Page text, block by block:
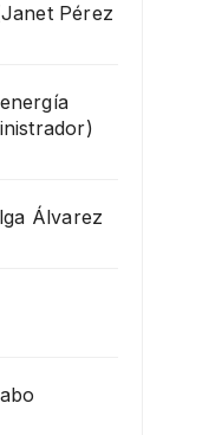
Pérez
Álvarez